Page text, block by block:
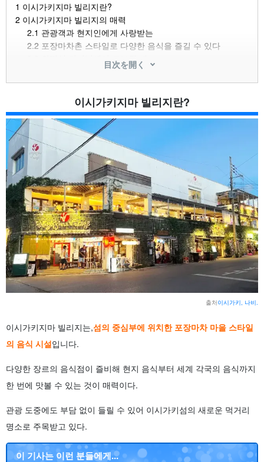
1 이시가키지마 빌리지란?
2 이시가키지마 빌리지의 매력
2.1 관광객과 현지인에게 사랑받는
2.2 포장마차촌 스타일로 다양한 음식을 즐길 수 있다
외딴섬 터미널에서 도보권 내
이시가키지마 빌리지는 몇 시까지 영업을 하나요?
4이시가키지마 빌리지의 즐길거리와 주의점
층별! 이시가키지마 빌리지의 인기 가게를 한 번에 소개합니
다!
5.1
1층 매장
5.2
5.33층 매장
6이시가키지마 빌리지에서 술 마시는 요령과 매너
7요약
目次を開く
이시가키지마 빌리지란?
출처이시가키, 나비.
이시가키지마 빌리지는,섬의 중심부에 위치한 포장마차 마을 스타일
의 음식 시설입니다.
다양한 장르의 음식점이 즐비해 현지 음식부터 세계 각국의 음식까지
한 번에 맛볼 수 있는 것이 매력이다.
관광 도중에도 부담 없이 들릴 수 있어 이시가키섬의 새로운 먹거리
명소로 주목받고 있다.
이 기사는 이런 분들에게...